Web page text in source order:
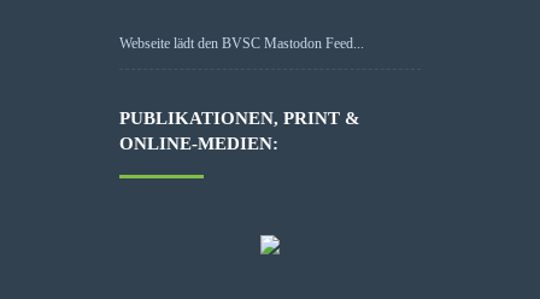
Webseite lädt den BVSC Mastodon Feed...
PUBLIKATIONEN, PRINT &
ONLINE-MEDIEN: